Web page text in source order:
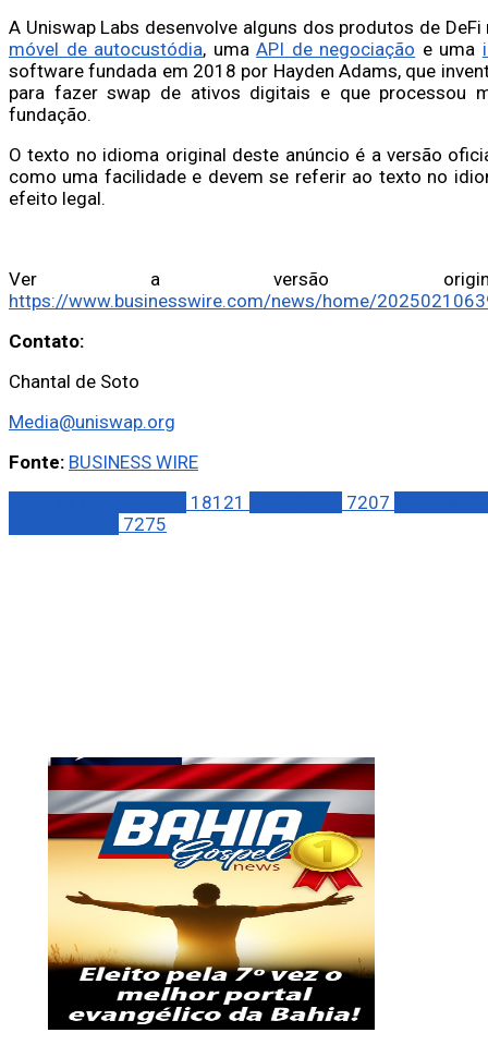
A Uniswap Labs desenvolve alguns dos produtos de
móvel de autocustódia, umaAPI de negociação e uma
software fundada em 2018 por Hayden Adams, que
para fazer swap de ativos digitais e que processou
fundação.
O texto no idioma original deste anúncio é a versão
como uma facilidade e devem se referir ao texto no
efeito legal.
Ver a versão original
https://www.businesswire.com/news/home/
Contato:
Chantal de Soto
Media@uniswap.org
Fonte: BUSINESS WIRE
18121 7207
7275